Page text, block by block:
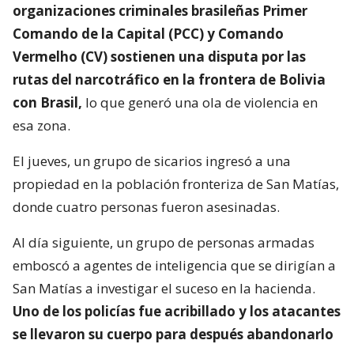
organizaciones criminales brasileñas Primer
Comando de la Capital (PCC) y Comando
Vermelho (CV) sostienen una disputa por las
rutas del narcotráfico en la frontera de Bolivia
con Brasil, lo que generó una ola de violencia en
esa zona.
El jueves, un grupo de sicarios ingresó a una
propiedad en la población fronteriza de San Matías,
donde cuatro personas fueron asesinadas.
Al día siguiente, un grupo de personas armadas
emboscó a agentes de inteligencia que se dirigían a
San Matías a investigar el suceso en la hacienda.
Uno de los policías fue acribillado y los atacantes
se llevaron su cuerpo para después abandonarlo